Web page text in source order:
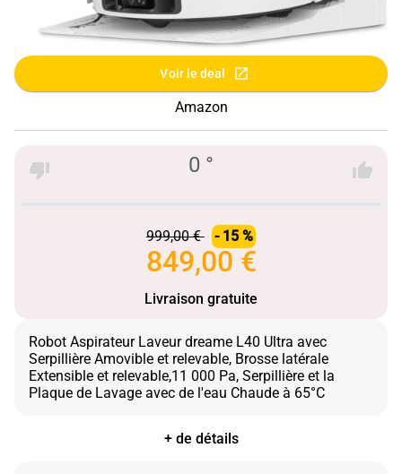
Voir le deal
Amazon
0 °
999,00 € - 15 %
849,00 €
Livraison gratuite
Robot Aspirateur Laveur dreame L40 Ultra avec
Serpillière Amovible et relevable, Brosse latérale
Extensible et relevable,11 000 Pa, Serpillière et la
+ de détails